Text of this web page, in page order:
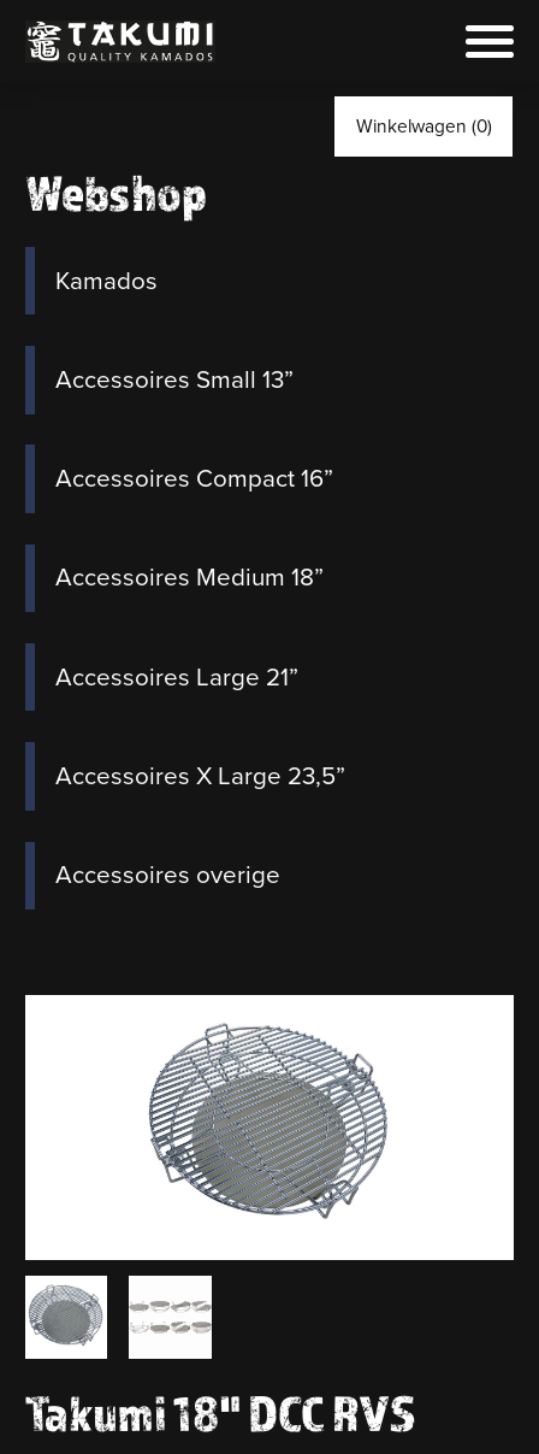
Winkelwagen (0)
Takumi 18" DCC RVS
Webshop
Kamados
Accessoires Small 13”
Accessoires Compact 16”
Accessoires Medium 18”
Accessoires Large 21”
Accessoires X Large 23,5”
Accessoires overige